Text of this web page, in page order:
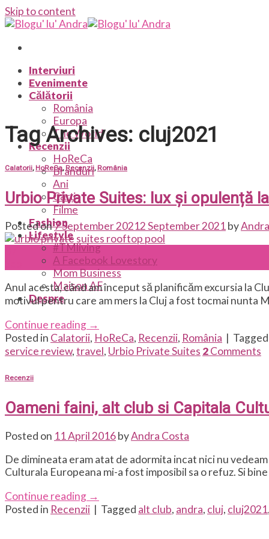
Skip to content
Interviuri
Evenimente
Călătorii
România
Europa
The World
Recenzii
HoReCa
Branduri
Ani
Cărți
Filme
Fashion
Lifestyle
#TMliving
A Facebook Lovestory
Mom Business
Maison AF
Despre
Tag Archives: cluj2021
Calatorii, HoReCa,Recenzii, România
Urbio Private Suites: lux și opulență
Posted on7 September 20212 September 2021by
Anul acesta, când am început să planificăm excursia la
motivul pentru care am mers la Cluj a fost tocmai nunta
Continue reading →
Posted in Calatorii, HoReCa, Recenzii, România |
service review,travel, Urbio Private Suites 2Comments
Recenzii
Oameni faini, alt club si Capitala
Posted on 11 April 2016byAndra Costa
De dimineata eram atat de adormita incat nici nu
Culturala Europeana mi-a fost imposibil sa o refuz. Si
Continue reading →
Posted in Recenzii | Tagged alt club, andra, cluj, cluj2021